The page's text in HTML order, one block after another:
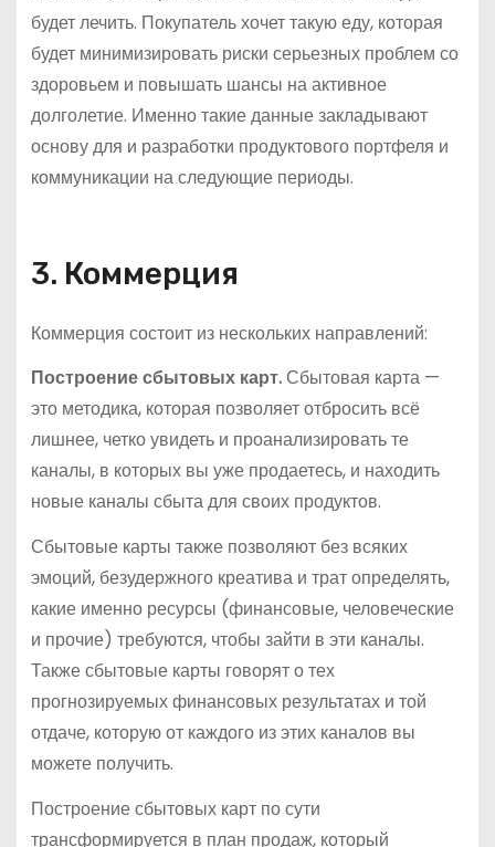
будет лечить. Покупатель хочет такую еду, которая
будет минимизировать риски серьезных проблем со
здоровьем и повышать шансы на активное
долголетие. Именно такие данные закладывают
основу для и разработки продуктового портфеля и
коммуникации на следующие периоды.
3. Коммерция
Коммерция состоит из нескольких направлений:
Построение сбытовых карт.Сбытовая карта —
это методика, которая позволяет отбросить всё
лишнее, четко увидеть и проанализировать те
каналы, в которых вы уже продаетесь, и находить
новые каналы сбыта для своих продуктов.
Сбытовые карты также позволяют без всяких
эмоций, безудержного креатива и трат определять,
какие именно ресурсы (финансовые, человеческие
и прочие) требуются, чтобы зайти в эти каналы.
Также сбытовые карты говорят о тех
прогнозируемых финансовых результатах и той
отдаче, которую от каждого из этих каналов вы
можете получить.
Построение сбытовых карт по сути
трансформируется в план продаж, который